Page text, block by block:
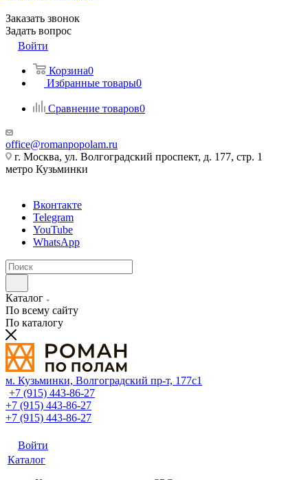
Заказать звонок
Задать вопрос
Войти
Корзина0
Избранные товары0
Сравнение товаров0
office@romanpopolam.ru
г. Москва, ул. Волгоградский проспект, д. 177, стр. 1
метро Кузьминки
Вконтакте
Telegram
YouTube
WhatsApp
Каталог
По всему сайту
По каталогу
м. Кузьминки, Волгоградский пр‑т, 177с1
+7 (915) 443-86-27
+7 (915) 443-86-27
+7 (915) 443-86-27
Войти
Каталог